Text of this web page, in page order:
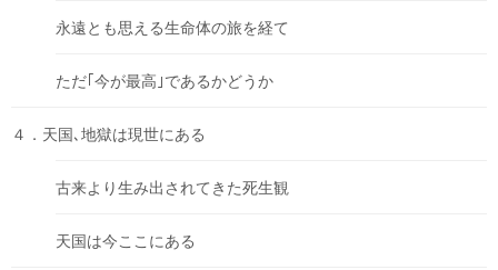
永遠とも思える生命体の旅を経て
ただ｢今が最高｣であるかどうか
４．天国､地獄は現世にある
古来より生み出されてきた死生観
天国は今ここにある